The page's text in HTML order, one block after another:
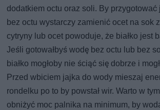
dodatkiem octu oraz soli. By
bez octu wystarczy zamienić ocet na sok
cytryny lub ocet powoduje, że białko jest
Jeśli gotowałbyś wodę bez octu lub bez
białko mogłoby nie ściąć się dobrze i
Przed wbiciem jajka do wody mieszaj
rondelku po to by powstał wir. Warto w
obniżyć moc palnika na minimum, by